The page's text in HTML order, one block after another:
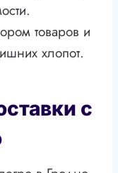
товаров и
хлопот.
с